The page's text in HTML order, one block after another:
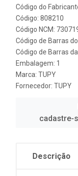
Código do
Código: 808210
Código NCM:
Código de Barras
Código de Barras
Embalagem: 1
Marca: TUPY
Fornecedor: TUPY
cadastre-
Descrição